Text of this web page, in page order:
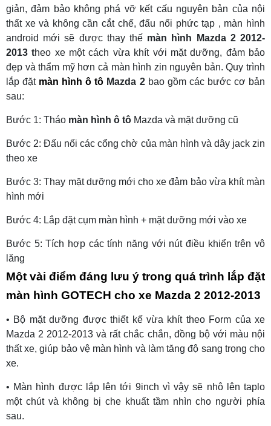
giản, đảm bảo không phá vỡ kết cấu nguyên bản của nội
thất xe và không cần cắt chế, đấu nối phức tạp , màn hình
android mới sẽ được thay thế màn hình Mazda 2 2012-
2013 theo xe một cách vừa khít với mặt dưỡng, đảm bảo
đẹp và thẩm mỹ hơn cả màn hình zin nguyên bản. Quy trình
lắp đặt màn hình ô tô Mazda 2bao gồm các bước cơ bản
sau:
Bước 1: Tháo màn hình ô tô Mazda và mặt dưỡng cũ
Bước 2: Đấu nối các cổng chờ của màn hình và dây jack zin
theo xe
Bước 3: Thay mặt dưỡng mới cho xe đảm bảo vừa khít màn
hình mới
Bước 4: Lắp đặt cụm màn hình + mặt dưỡng mới vào xe
Bước 5: Tích hợp các tính năng với nút điều khiển trên vô
lăng
Một vài điểm đáng lưu ý trong quá trình lắp đặt
màn hình GOTECH cho xe Mazda 2 2012-2013
• Bộ mặt dưỡng được thiết kế vừa khít theo Form của xe
Mazda 2 2012-2013 và rất chắc chắn, đồng bộ với màu nội
thất xe, giúp bảo vệ màn hình và làm tăng độ sang trọng cho
xe.
• Màn hình được lắp lên tới 9inch vì vậy sẽ nhô lên taplo
một chút và không bị che khuất tầm nhìn cho người phía
sau.